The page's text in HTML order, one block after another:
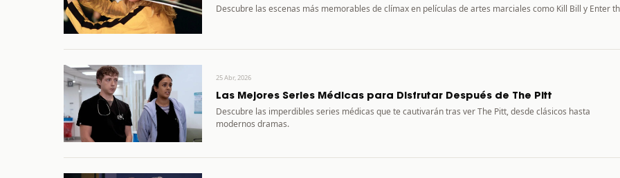
Descubre las escenas más memorables de clímax en películas de artes marciales como Kill Bill y Enter
25 Abr, 2026
Las Mejores Series Médicas para Disfrutar Después de The Pitt
Descubre las imperdibles series médicas que te cautivarán tras ver The Pitt, desde clásicos hasta
modernos dramas.